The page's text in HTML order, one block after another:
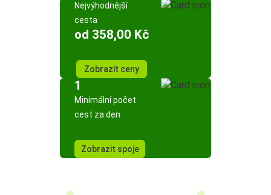
Nejvýhodnější
cesta
od 358,00 Kč
Zobrazit ceny
1
Minimální počet
cest za den
Zobrazit spoje